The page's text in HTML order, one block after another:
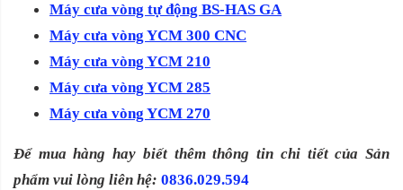
Máy cưa vòng tự động BS-HAS GA
Máy cưa vòng YCM 300 CNC
Máy cưa vòng YCM 210
Máy cưa vòng YCM 285
Máy cưa vòng YCM 270
Để mua hàng hay biết thêm thông tin chi tiết của Sản
phẩm vui lòng liên hệ: 0836.029.594